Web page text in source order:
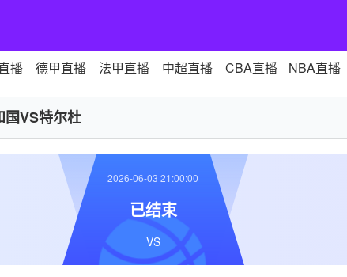
播 德甲直播 法甲直播 中超直播 CBA直播 NBA直播
国VS特尔杜
2026-06-03 21:00:00
已结束
VS